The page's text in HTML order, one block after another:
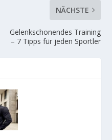
NÄCHSTE
Gelenkschonendes Training
– 7 Tipps für jeden Sportler